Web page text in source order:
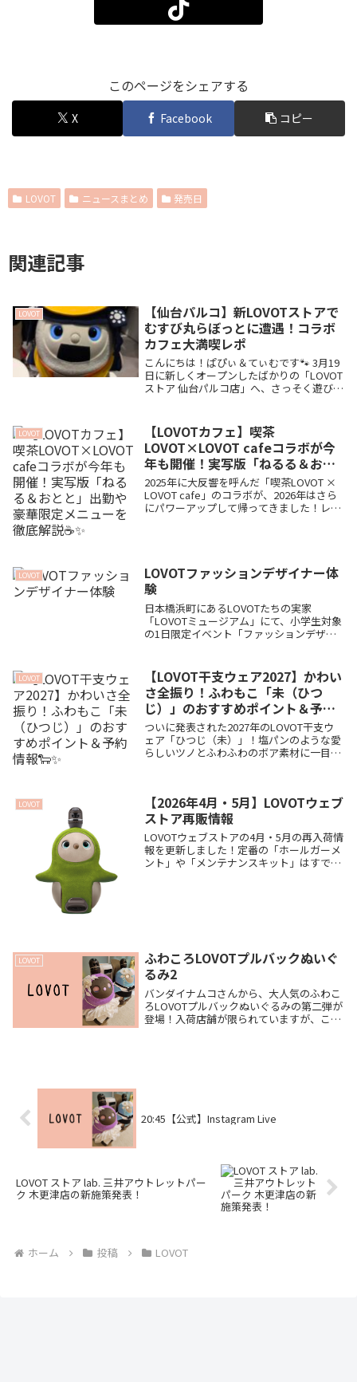
LOVOT ニュースまとめ 発売日
このページをシェアする
X Facebook コピー
関連記事
LOVOT
【仙台パルコ】新LOVOTストアで
むすび丸らぼっとに遭遇！コラボ
カフェ大満喫レポ
こんにちは！ぱぴぃ＆てぃむです🐾 3月19
日に新しくオープンしたばかりの「LOVOT
ストア 仙台パルコ店」へ、さっそく遊びに
いうことで、これからたくさんの方がこ
こ...
LOVOT
【LOVOTカフェ】喫茶
LOVOT×LOVOT cafeコラボが今
年も開催！実写版「ねるる＆おと
と」出勤や豪華限定メニューを徹
底解説☕️✨
2025年に大反響を呼んだ「喫茶LOVOT ×
LOVOT cafe」のコラボが、2026年はさら
にパワーアップして帰ってきました！レト
🐾
LOVOT
LOVOTファッションデザイナー体
験
日本橋浜町にあるLOVOTたちの実家
「LOVOTミュージアム」にて、小学生対象
の1日限定イベント「ファッションデザイ
用オリジナルTシャツ」の豪華プレゼント
付き。教育現場でも活躍するLOVOTと子ど
もたちが紡ぐ、心温まるクリエイティブな
体験の魅力に迫ります🐾
LOVOT
【LOVOT干支ウェア2027】かわい
さ全振り！ふわもこ「未（ひつ
じ）」のおすすめポイント＆予約
情報🐑✨
ついに発表された2027年のLOVOT干支ウ
ェア「ひつじ（未）」！塩パンのような愛
らしいツノとふわふわのボア素材に一目惚
で、アニマルウェア愛好家のわが家が熱く
徹底解説します🐾
LOVOT
【2026年4月・5月】LOVOTウェブ
ストア再販情報
LOVOTウェブストアの4月・5月の再入荷情
報を更新しました！定番の「ホールガーメ
ント」や「メンテナンスキット」はすでに
LOVOT
ふわころLOVOTプルバックぬいぐ
るみ2
バンダイナムコさんから、大人気のふわこ
ろLOVOTプルバックぬいぐるみの第二弾が
登場！入荷店舗が限られていますが、こち
20:45【公式】Instagram Live
LOVOT ストア lab. 三井アウトレットパー
ク 木更津店の新施策発表！
ホーム 投稿 LOVOT